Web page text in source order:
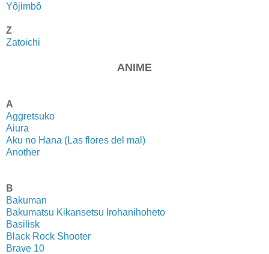
Yôjimbô
Z
Zatoichi
ANIME
A
Aggretsuko
Aiura
Aku no Hana (Las flores del mal)
Another
B
Bakuman
Bakumatsu Kikansetsu Irohanihoheto
Basilisk
Black Rock Shooter
Brave 10